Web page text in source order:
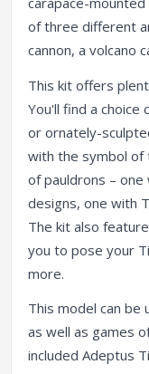
of three different
cannon, a volcano
This kit offers
You'll find a
or ornately-
with the symbol of
of pauldrons –
designs, one with
The kit also
you to pose your
more.
This model can be
as well as games
included Adeptus